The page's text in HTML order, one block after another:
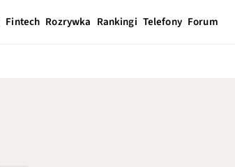
Fintech Rozrywka Rankingi Telefony Forum